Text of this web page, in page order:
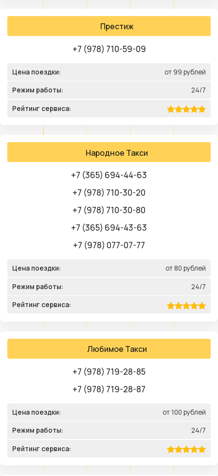
Престиж
+7 (978) 710-59-09
Цена поездки: от 99 рублей
Режим работы: 24/7
Рейтинг сервиса:
Народное Такси
+7 (365) 694-44-63
+7 (978) 710-30-20
+7 (978) 710-30-80
+7 (365) 694-43-63
+7 (978) 077-07-77
Цена поездки: от 80 рублей
Режим работы: 24/7
Рейтинг сервиса:
Любимое Такси
+7 (978) 719-28-85
+7 (978) 719-28-87
Цена поездки: от 100 рублей
Режим работы: 24/7
Рейтинг сервиса: